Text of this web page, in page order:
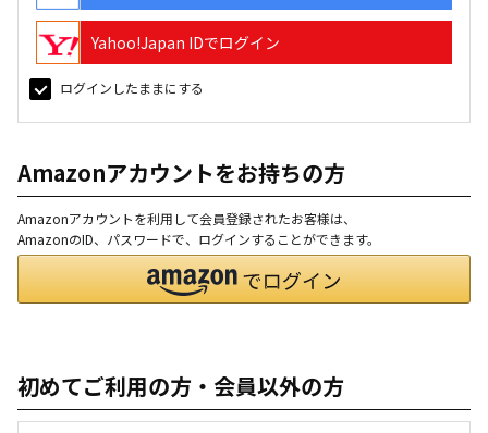
Yahoo!Japan IDでログイン
ログインしたままにする
Amazonアカウントをお持ちの方
Amazonアカウントを利用して会員登録されたお客様は、
AmazonのID、パスワードで、ログインすることができます。
初めてご利用の方・会員以外の方